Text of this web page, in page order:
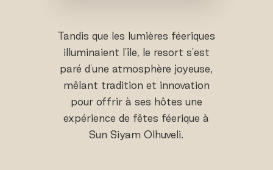
Tandis que les lumières féeriques
illuminaient l'île, le resort s'est
paré d'une atmosphère joyeuse,
mêlant tradition et innovation
pour offrir à ses hôtes une
expérience de fêtes féerique à
Sun Siyam Olhuveli.